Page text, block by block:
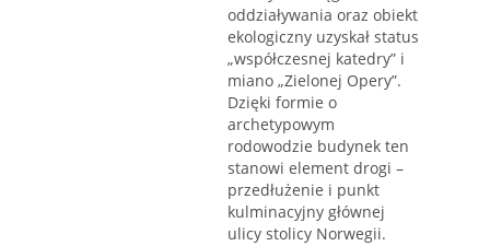
oddziaływania oraz obiekt
ekologiczny uzyskał status
„współczesnej katedry” i
miano „Zielonej Opery”.
Dzięki formie o
archetypowym
rodowodzie budynek ten
stanowi element drogi –
przedłużenie i punkt
kulminacyjny głównej
ulicy stolicy Norwegii.